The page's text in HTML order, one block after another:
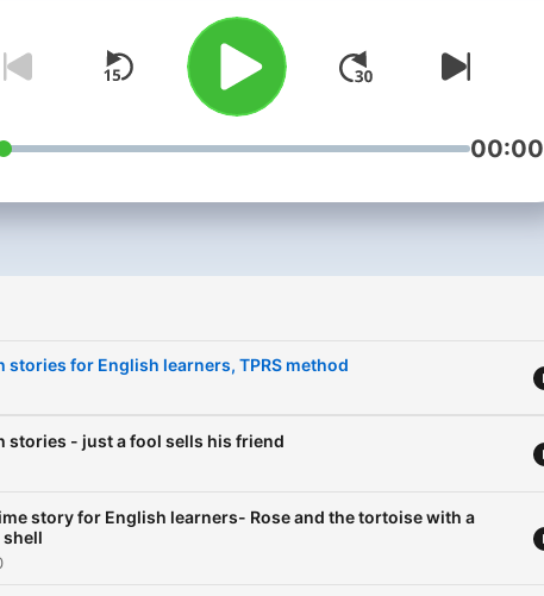
00:00
stories for English learners, TPRS method
stories - just a fool sells his friend
story for English learners- Rose and the tortoise with a
shell